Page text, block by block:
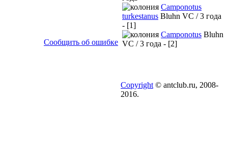
Сообщить об ошибке
Camponotus
turkestanus Bluhn VC / 3 года
- [1]
Camponotus Bluhn
VC / 3 года - [2]
Copyright © antclub.ru, 2008-
2016.